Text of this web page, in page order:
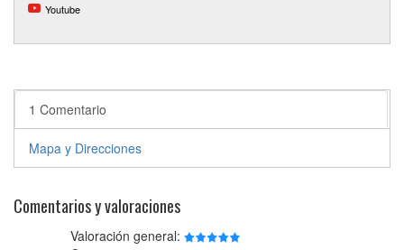
Youtube
1 Comentario
Mapa y Direcciones
Comentarios y valoraciones
Valoración general: